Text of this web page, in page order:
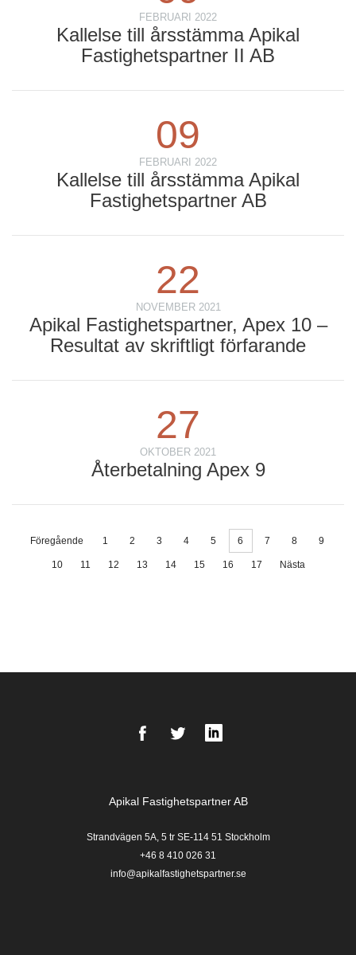
FEBRUARI 2022
Kallelse till årsstämma Apikal
Fastighetspartner II AB
09
FEBRUARI 2022
Kallelse till årsstämma Apikal
Fastighetspartner AB
22
NOVEMBER 2021
Apikal Fastighetspartner, Apex 10 –
Resultat av skriftligt förfarande
27
OKTOBER 2021
Återbetalning Apex 9
Föregående 1 2 3 4 5 6 7 8 9
10 11 12 13 14 15 16 17 Nästa
FacebookTwitter LinkedIn
Apikal Fastighetspartner AB
Strandvägen 5A, 5 tr SE-114 51 Stockholm
+46 8 410 026 31
info@apikalfastighetspartner.se